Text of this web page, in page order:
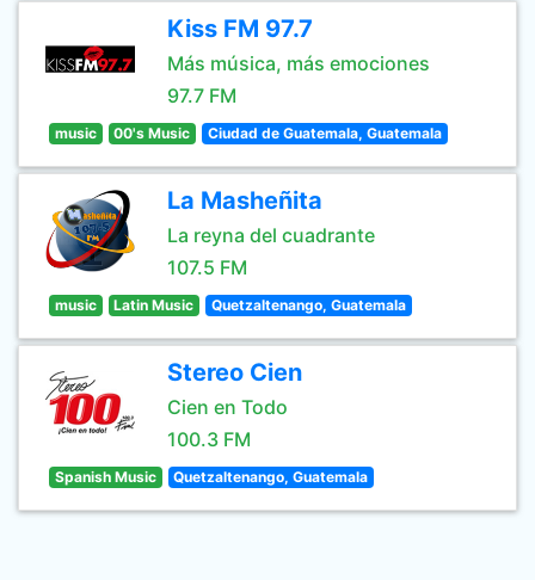
Kiss FM 97.7
Más música, más emociones
97.7 FM
music 00's Music Ciudad de Guatemala, Guatemala
La Masheñita
La reyna del cuadrante
107.5 FM
music Latin Music Quetzaltenango, Guatemala
Stereo Cien
Cien en Todo
100.3 FM
Spanish Music Quetzaltenango, Guatemala